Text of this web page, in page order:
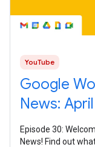
YouTube
Google
News:
Episode 30:
News! Find out